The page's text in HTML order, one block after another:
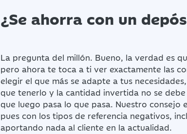
¿Se ahorra con un
La pregunta del millón. Bueno, la verdad es
pero ahora te toca a ti ver exactamente las
elegir el que más se adapte a tus
que tenerlo y la cantidad invertida no se
que luego pasa lo que pasa. Nuestro consejo
pues con los tipos de referencia negativos,
aportando nada al cliente en la actualidad.